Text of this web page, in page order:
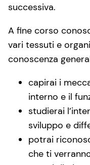
successiva.
A fine corso
vari tessuti e
conoscenza
capirai i
interno e il
studierai
sviluppo e
potrai
che ti